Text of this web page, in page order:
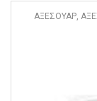
ΑΞΕΣΟΥΑΡ,